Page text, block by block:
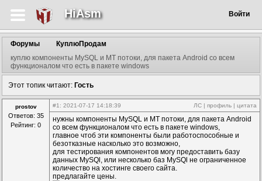
HiAsm Войти
Форумы
КуплюПродам
куплю компоненты MySQL и MT потоки, для пакета Android со всем
функционалом что есть в пакете windows
Этот топик читают: Гость
prostov
Ответов: 35
Рейтинг: 0
#1 : 2021-07-17 14:18:39 ЛС | профиль | цитата
нужны компоненты MySQL и MT потоки, для пакета Android
со всем функционалом что есть в пакете windows,
главное чтоб эти компоненты были работоспособные и
безотказные насколько это возможно,
для тестирования компонентов могу предоставить базу
данных MySQl, или несколько баз MySQl не ограниченное
количество на хостинге своего сайта.
предлагайте цены.